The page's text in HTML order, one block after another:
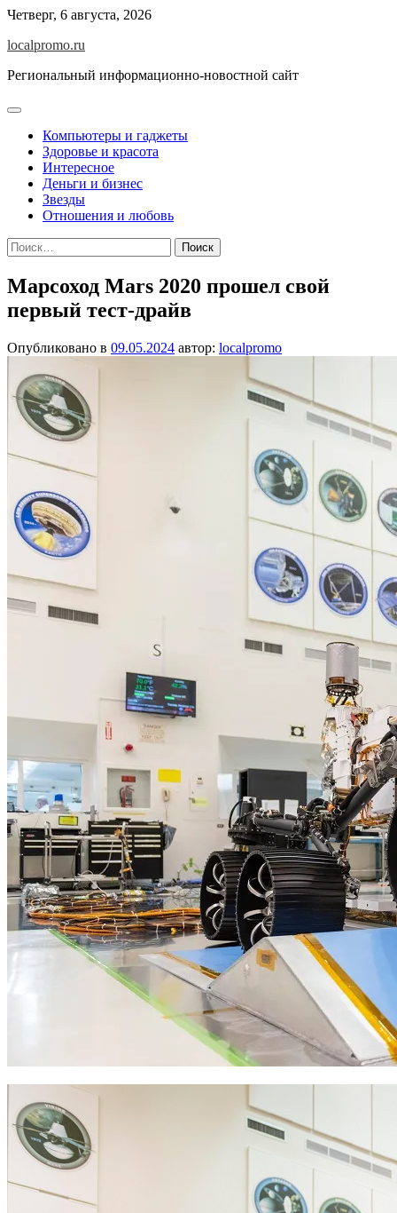
Перейти
содержимому
Четверг, 6 августа, 2026
localpromo.ru
Региональный информационно-новостной сайт
Компьютеры и гаджеты
Здоровье и красота
Интересное
Деньги и бизнес
Звезды
Отношения и любовь
Найти:
Марсоход Mars 2020 прошел свой
первый тест-драйв
Опубликовано в 09.05.2024 автор: localpromo